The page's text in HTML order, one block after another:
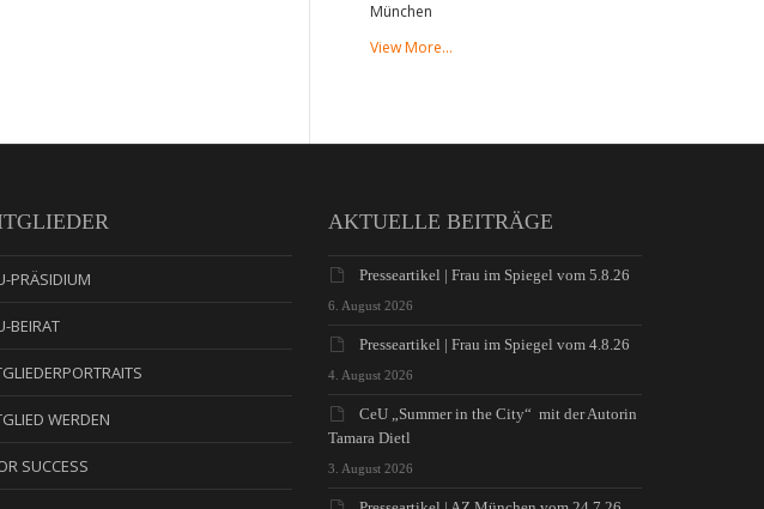
München
View More…
PRÄSIDIUM
BEIRAT
WERDEN
SUCCESS
AKTUELLE BEITRÄGE
Presseartikel | Frau im Spiegel vom 5.8.26
6. August 2026
Presseartikel | Frau im Spiegel vom 4.8.26
4. August 2026
CeU „Summer in the City“ mit der Autorin
Tamara Dietl
3. August 2026